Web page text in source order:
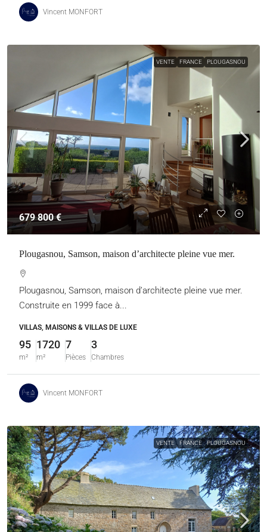
Vincent MONFORT
VENTE FRANCE PLOUGASNOU
679 800 €
Plougasnou, Samson, maison d’architecte pleine vue mer.
Plougasnou, Samson, maison d’architecte pleine vue mer.
Construite en 1999 face à...
VILLAS, MAISONS & VILLAS DE LUXE
95
m²
1720
m²
7
Pièces
3
Chambres
Vincent MONFORT
VENTE FRANCE PLOUGASNOU